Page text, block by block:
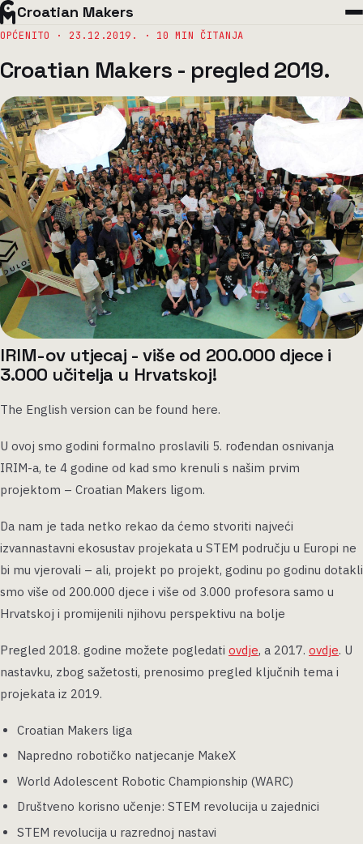
Croatian Makers
OPĆENITO · 23.12.2019. · 10 MIN ČITANJA
Croatian Makers - pregled 2019.
IRIM-ov utjecaj - više od 200.000 djece i
3.000 učitelja u Hrvatskoj!
The English version can be found here.
U ovoj smo godini formalno proslavili 5. rođendan osnivanja
IRIM-a, te 4 godine od kad smo krenuli s našim prvim
projektom – Croatian Makers ligom.
Da nam je tada netko rekao da ćemo stvoriti najveći
izvannastavni ekosustav projekata u STEM području u Europi ne
bi mu vjerovali – ali, projekt po projekt, godinu po godinu dotakli
smo više od 200.000 djece i više od 3.000 profesora samo u
Hrvatskoj i promijenili njihovu perspektivu na bolje
Pregled 2018. godine možete pogledati ovdje, a 2017. ovdje. U
nastavku, zbog sažetosti, prenosimo pregled ključnih tema i
projekata iz 2019.
Croatian Makers liga
Napredno robotičko natjecanje MakeX
World Adolescent Robotic Championship (WARC)
Društveno korisno učenje: STEM revolucija u zajednici
STEM revolucija u razrednoj nastavi